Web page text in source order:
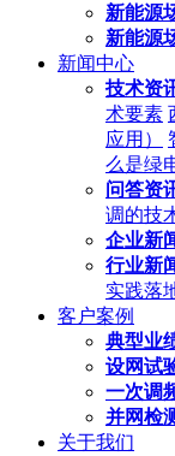
新能源
新能源
新闻中心
技术资
术要素
应用）
么是绿
问答资
调的技
企业新
行业新
实践落
客户案例
典型业
设网试
一次调
并网检
关于我们